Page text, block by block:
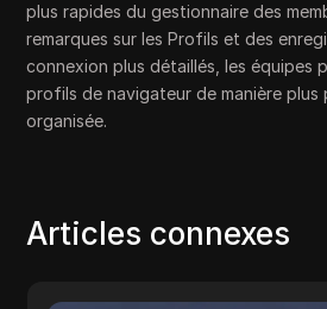
plus rapides du gestionnaire des
remarques sur les Profils et des
connexion plus détaillés, les équipes
profils de navigateur de manière plus
organisée.
Articles connexes